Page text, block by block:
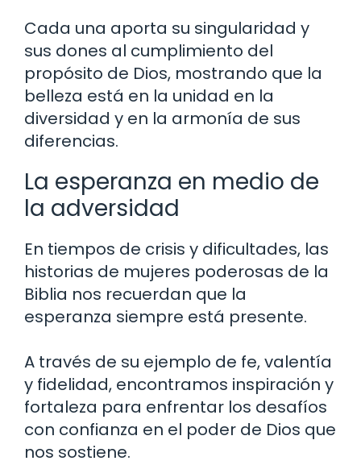
Cada una aporta su singularidad y
sus dones al cumplimiento del
propósito de Dios, mostrando que la
belleza está en la unidad en la
diversidad y en la armonía de sus
diferencias.
La esperanza en medio de
la adversidad
En tiempos de crisis y dificultades, las
historias de mujeres poderosas de la
Biblia nos recuerdan que la
esperanza siempre está presente.
A través de su ejemplo de fe, valentía
y fidelidad, encontramos inspiración y
fortaleza para enfrentar los desafíos
con confianza en el poder de Dios que
nos sostiene.